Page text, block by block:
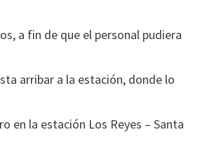
a fin de que el personal pudiera
arribar a la estación, donde lo
en la estación Los Reyes – Santa